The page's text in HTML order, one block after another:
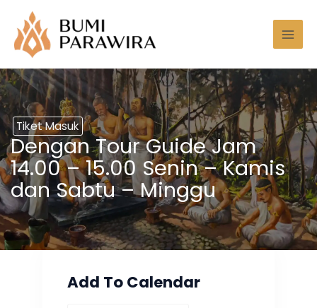
konten
Tiket Masuk
Dengan Tour Guide Jam
14.00 – 15.00 Senin – Kamis
dan Sabtu – Minggu
Add To Calendar